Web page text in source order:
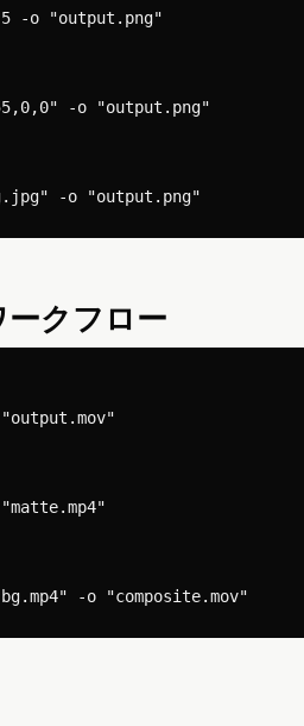
-o "output.png"
-o "output.png"
クフロー